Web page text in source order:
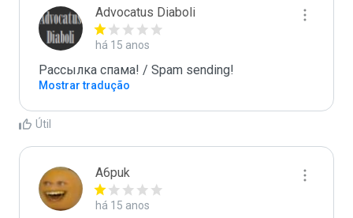
Advocatus Diaboli
há 15 anos
Рассылка спама! / Spam sending!
Mostrar tradução
Útil
A6puk
há 15 anos